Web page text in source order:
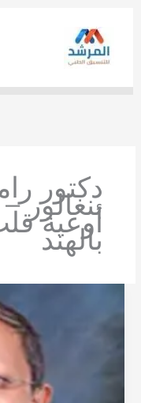
دكتور
أوعية
بالهند